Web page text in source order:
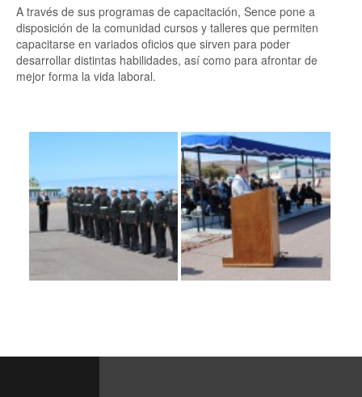
A través de sus programas de capacitación, Sence pone a
disposición de la comunidad cursos y talleres que permiten
capacitarse en variados oficios que sirven para poder
desarrollar distintas habilidades, así como para afrontar de
mejor forma la vida laboral.